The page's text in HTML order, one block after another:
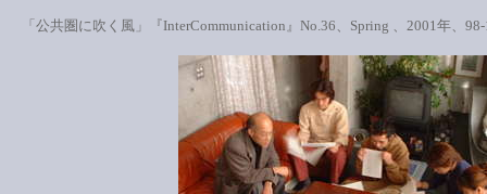
「公共圏に吹く風」『InterCommunication』No.36、Spring 、2001年、